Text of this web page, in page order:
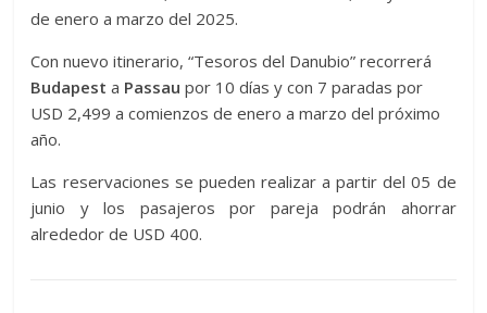
de enero a marzo del 2025.
Con nuevo itinerario, “Tesoros del Danubio” recorrerá
Budapest a Passaupor 10 días y con 7 paradas por
USD 2,499 a comienzos de enero a marzo del próximo
año.
Las reservaciones se pueden realizar a partir del 05 de
junio y los pasajeros por pareja podrán ahorrar
alrededor de USD 400.